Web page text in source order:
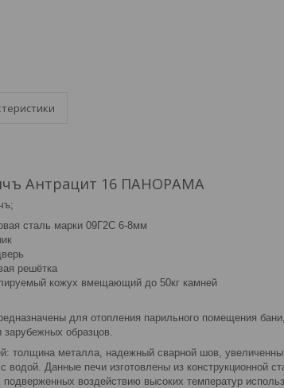
Антрацит 16 ПАНОРАМА
сталь марки 09Г2С 6-8мм
решётка
кожух вмещающий до 50кг камней
для отопления парильного помещения
образцов.
толщина металла, надежный сварной шов,
водой. Данные печи изготовлены из
воздействию высоких температур